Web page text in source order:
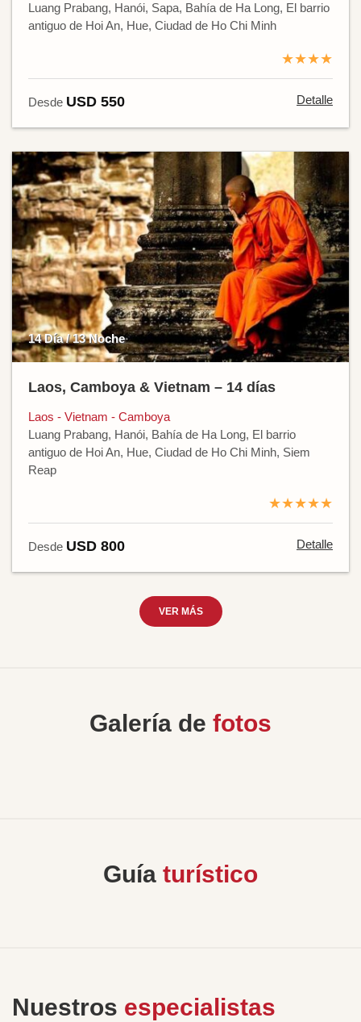
Luang Prabang, Hanói, Sapa, Bahía de Ha Long, El barrio
antiguo de Hoi An, Hue, Ciudad de Ho Chi Minh
★★★★
Desde USD 550 Detalle
14 Día / 13 Noche
Laos, Camboya & Vietnam – 14 días
Laos - Vietnam - Camboya
Luang Prabang, Hanói, Bahía de Ha Long, El barrio
antiguo de Hoi An, Hue, Ciudad de Ho Chi Minh, Siem
Reap
★★★★★
Desde USD 800 Detalle
VER MÁS
Galería de fotos
Guía turístico
Nuestros especialistas